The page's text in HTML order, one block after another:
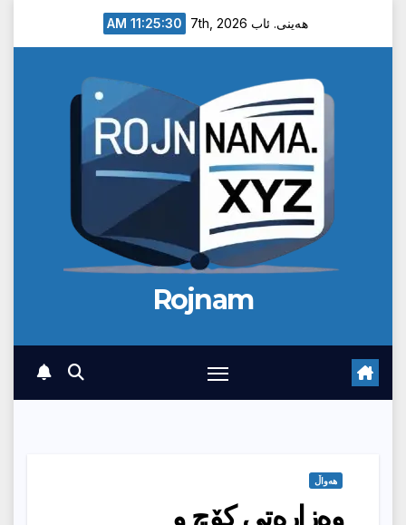
هەینی. ئاب 7th, 2026 11:25:31 AM
Rojnam
هەواڵ
وەزارەتی کۆچ و